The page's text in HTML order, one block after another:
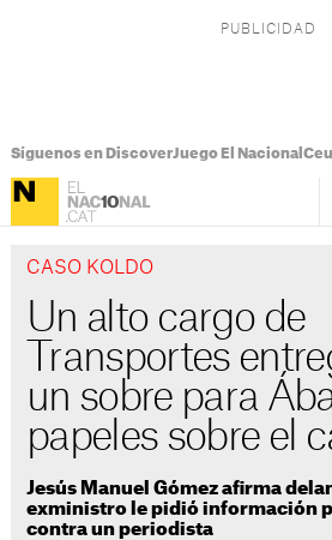
Síguenos en DiscoverJuego El Nacional
CASO KOLDO
Un alto cargo de
Transportes
un sobre para
papeles sobre el
Jesús Manuel Gómez afirma
exministro le pidió información
contra un periodista